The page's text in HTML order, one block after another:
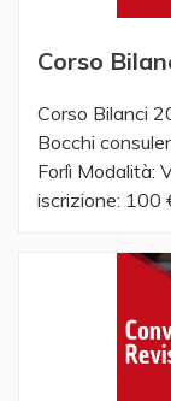
Corso
Corso Bilanci
Bocchi
Forlì Modalità:
iscrizione: 100